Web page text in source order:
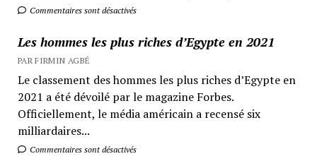
Commentaires sont désactivés
Les hommes les plus riches d’Egypte en 2021
PAR FIRMIN AGBÉ
Le classement des hommes les plus riches d’Egypte en
2021 a été dévoilé par le magazine Forbes.
Officiellement, le média américain a recensé six
milliardaires...
Commentaires sont désactivés